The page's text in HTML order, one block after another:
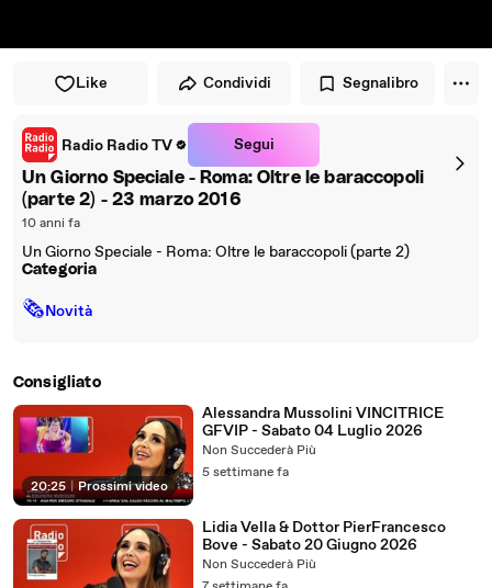
Like Condividi Segnalibro
Radio Radio TV Segui
Un Giorno Speciale - Roma: Oltre le baraccopoli
(parte 2) - 23 marzo 2016
10 anni fa
Un Giorno Speciale - Roma: Oltre le baraccopoli (parte 2)
Categoria
🗞Novità
Consigliato
20:25 | Prossimi video
Alessandra Mussolini VINCITRICE
GFVIP - Sabato 04 Luglio 2026
Non Succederà Più
5 settimane fa
Lidia Vella & Dottor PierFrancesco
Bove - Sabato 20 Giugno 2026
Non Succederà Più